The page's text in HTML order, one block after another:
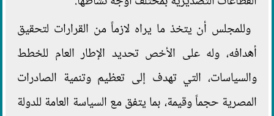
وللمجلس أن يتخذ ما يراه لازماً من القرارات لتحقيق
أهدافه، وله على الأخص تحديد الإطار العام للخطط
والسياسات، التي تهدف إلى تعظيم وتنمية الصادرات
المصرية حجماً وقيمة، بما يتفق مع السياسة العامة للدولة